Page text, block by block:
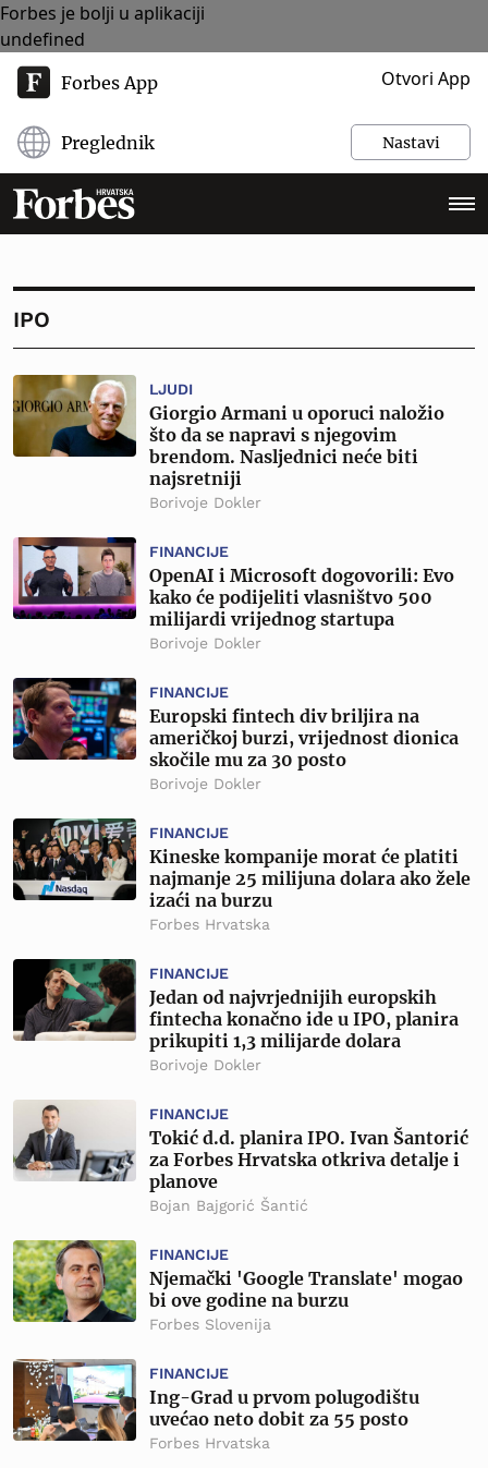
Forbes je bolji u aplikaciji
undefined
Forbes App Otvori App
Preglednik Nastavi
IPO
LJUDI
Giorgio Armani u oporuci naložio
što da se napravi s njegovim
brendom. Nasljednici neće biti
najsretniji
Borivoje Dokler
FINANCIJE
OpenAI i Microsoft dogovorili: Evo
kako će podijeliti vlasništvo 500
milijardi vrijednog startupa
Borivoje Dokler
FINANCIJE
Europski fintech div briljira na
američkoj burzi, vrijednost dionica
skočile mu za 30 posto
Borivoje Dokler
FINANCIJE
Kineske kompanije morat će platiti
najmanje 25 milijuna dolara ako žele
izaći na burzu
Forbes Hrvatska
FINANCIJE
Jedan od najvrjednijih europskih
fintecha konačno ide u IPO, planira
prikupiti 1,3 milijarde dolara
Borivoje Dokler
FINANCIJE
Tokić d.d. planira IPO. Ivan Šantorić
za Forbes Hrvatska otkriva detalje i
planove
Bojan Bajgorić Šantić
FINANCIJE
Njemački 'Google Translate' mogao
bi ove godine na burzu
Forbes Slovenija
FINANCIJE
Ing-Grad u prvom polugodištu
uvećao neto dobit za 55 posto
Forbes Hrvatska